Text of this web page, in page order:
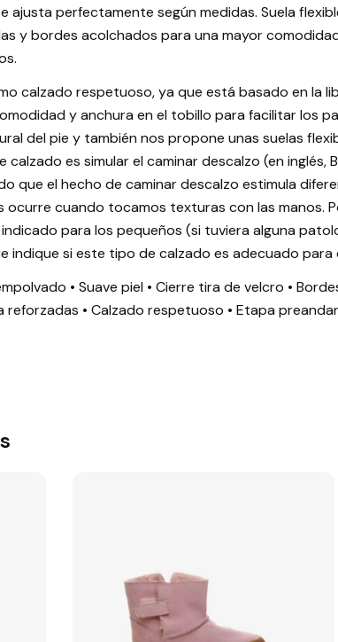
ajusta perfectamente según medidas. Suela
y bordes acolchados para una mayor
calzado respetuoso, ya que está basado en la
y anchura en el tobillo para facilitar los
del pie y también nos propone unas suelas
es simular el caminar descalzo (en inglés,
que el hecho de caminar descalzo estimula
ocurre cuando tocamos texturas con las manos.
para los pequeños (si tuviera alguna
indique si este tipo de calzado es adecuado para
• Suave piel • Cierre tira de velcro •
reforzadas • Calzado respetuoso • Etapa